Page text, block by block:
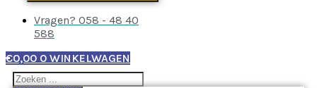
Vragen? 058 - 48 40
588
€0,00 0 WINKELWAGEN